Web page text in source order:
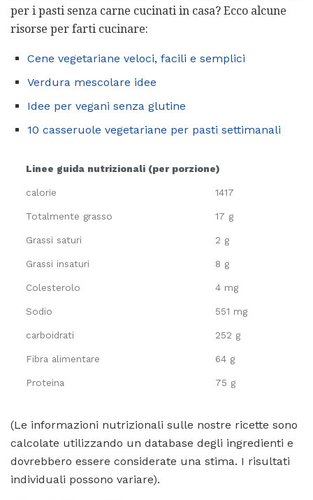
per i pasti senza carne cucinati in casa? Ecco alcune
risorse per farti cucinare:
Cene vegetariane veloci, facili e semplici
Verdura mescolare idee
Idee per vegani senza glutine
10 casseruole vegetariane per pasti settimanali
Linee guida nutrizionali (per porzione)
calorie 1417
Totalmente grasso 17 g
Grassi saturi 2 g
Grassi insaturi 8 g
Colesterolo 4 mg
Sodio 551 mg
carboidrati 252 g
Fibra alimentare 64 g
Proteina 75 g
(Le informazioni nutrizionali sulle nostre ricette sono
calcolate utilizzando un database degli ingredienti e
dovrebbero essere considerate una stima. I risultati
individuali possono variare).